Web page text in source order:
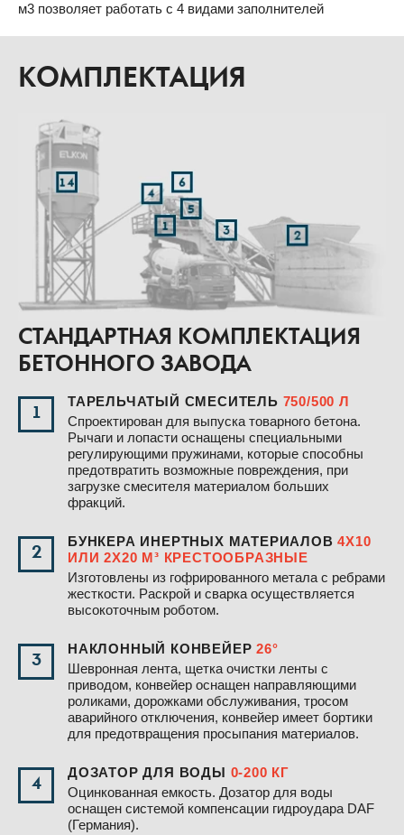
м3 позволяет работать с 4 видами заполнителей
КОМПЛЕКТАЦИЯ
СТАНДАРТНАЯ КОМПЛЕКТАЦИЯ
БЕТОННОГО ЗАВОДА
1
ТАРЕЛЬЧАТЫЙ СМЕСИТЕЛЬ 750/500 Л
Спроектирован для выпуска товарного бетона.
Рычаги и лопасти оснащены специальными
регулирующими пружинами, которые способны
предотвратить возможные повреждения, при
загрузке смесителя материалом больших
фракций.
2
БУНКЕРА ИНЕРТНЫХ МАТЕРИАЛОВ4Х10
ИЛИ 2Х20 М³ КРЕСТООБРАЗНЫЕ
Изготовлены из гофрированного метала с ребрами
жесткости. Раскрой и сварка осуществляется
высокоточным роботом.
3
НАКЛОННЫЙ КОНВЕЙЕР26°
Шевронная лента, щетка очистки ленты с
приводом, конвейер оснащен направляющими
роликами, дорожками обслуживания, тросом
аварийного отключения, конвейер имеет бортики
для предотвращения просыпания материалов.
4
ДОЗАТОР ДЛЯ ВОДЫ 0-200 КГ
Оцинкованная емкость. Дозатор для воды
оснащен системой компенсации гидроудара DAF
(Германия).